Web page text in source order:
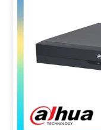
---
Hy vọng rằng
tính năng đối với
hoặc có bất kỳ câu